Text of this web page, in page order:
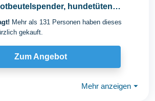
hundetüten
Mehr als 131 Personen haben dieses
gekauft.
Zum Angebot
Mehr anzeigen ⏷